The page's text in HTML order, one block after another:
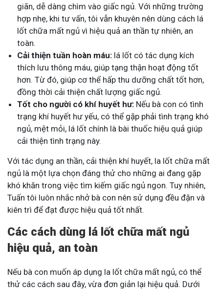
giãn, dễ dàng chìm vào giấc ngủ. Với những trường
hợp nhẹ, khi tư vấn, tôi vẫn khuyên nên dùng cách lá
lốt chữa mất ngủ vì hiệu quả an thần tự nhiên, an
toàn.
Cải thiện tuần hoàn máu: lá lốt có tác dụng kích
thích lưu thông máu, giúp tạng thận hoạt động tốt
hơn. Từ đó, giúp cơ thể hấp thu dưỡng chất tốt hơn,
đồng thời cải thiện chất lượng giấc ngủ.
Tốt cho người có khí huyết hư: Nếu bà con có tình
trạng khí huyết hư yếu, có thể gặp phải tình trạng khó
ngủ, mệt mỏi, lá lốt chính là bài thuốc hiệu quả giúp
cải thiện tình trạng này.
Với tác dụng an thần, cải thiện khí huyết, la lốt chữa mất
ngủ là một lựa chọn đáng thử cho những ai đang gặp
khó khăn trong việc tìm kiếm giấc ngủ ngon. Tuy nhiên,
Tuấn tôi luôn nhắc nhở bà con nên sử dụng đều đặn và
kiên trì để đạt được hiệu quả tốt nhất.
Các cách dùng lá lốt chữa mất ngủ
hiệu quả, an toàn
Nếu bà con muốn áp dụng la lốt chữa mất ngủ, có thể
thử các cách sau đây, vừa đơn giản lại hiệu quả. Dưới